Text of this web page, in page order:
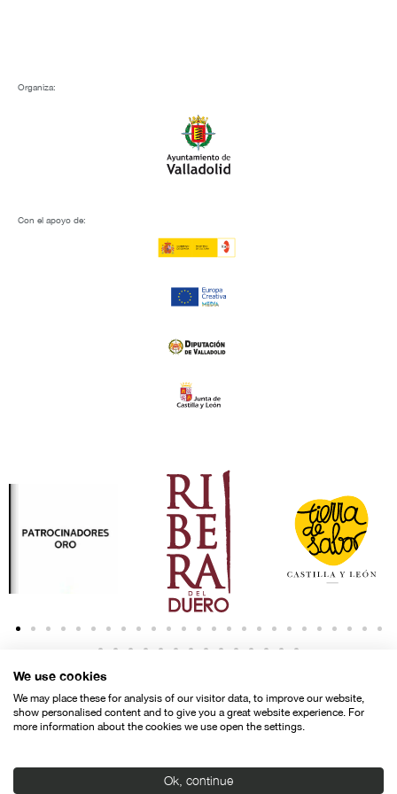
Organiza:
Con el apoyo de:
Política de privacidad
We use cookies
We may place these for analysis of our visitor data, to improve our website,
show personalised content and to give you a great website experience. For
more information about the cookies we use open the settings.
Ok, continue